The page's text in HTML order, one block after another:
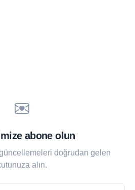
abone olun
güncellemeleri doğrudan gelen
alın.